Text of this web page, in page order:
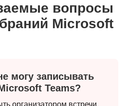
вопросы
Microsoft
могу записывать
Teams?